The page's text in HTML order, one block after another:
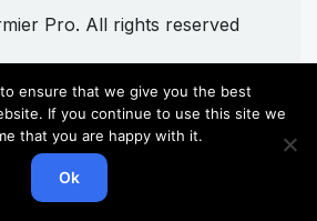
Pro. All rights reserved
us
ensure that we give you the best
If you continue to use this site we
that you are happy with it.
Ok